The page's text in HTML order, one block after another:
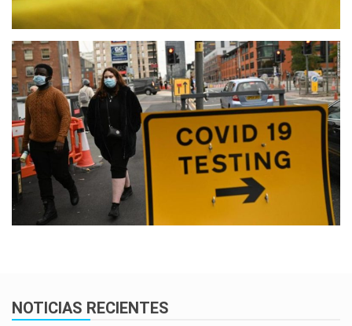
NOTICIAS RECIENTES